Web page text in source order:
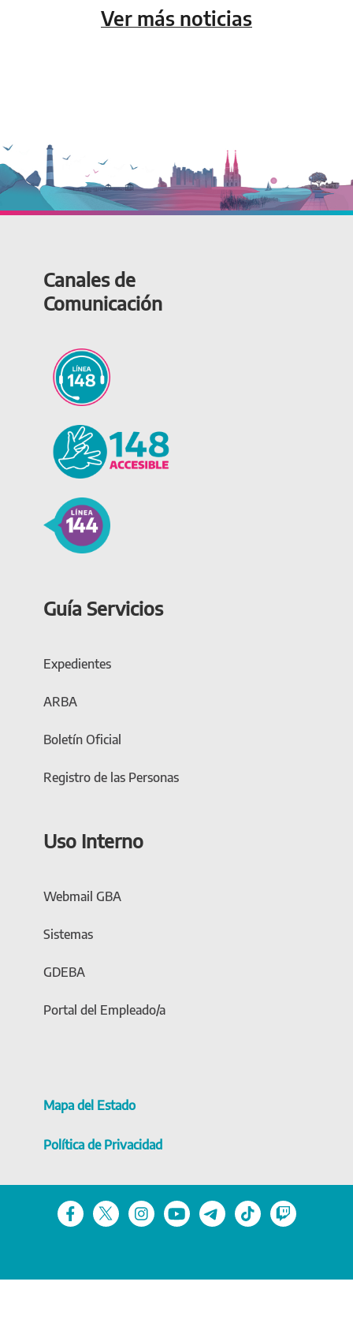
Ver más noticias
Canales de
Comunicación
Guía Servicios
Expedientes
ARBA
Boletín Oficial
Registro de las Personas
Uso Interno
Webmail GBA
Sistemas
GDEBA
Portal del Empleado/a
Mapa del Estado
Política de Privacidad